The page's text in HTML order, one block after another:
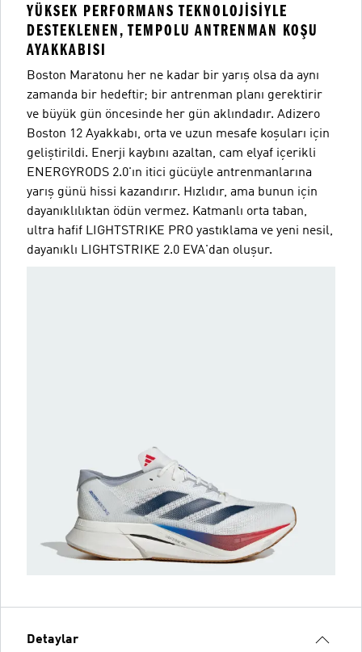
YÜKSEK PERFORMANS TEKNOLOJİSİYLE
DESTEKLENEN, TEMPOLU ANTRENMAN KOŞU
AYAKKABISI
Boston Maratonu her ne kadar bir yarış olsa da aynı
zamanda bir hedeftir; bir antrenman planı gerektirir
ve büyük gün öncesinde her gün aklındadır. Adizero
Boston 12 Ayakkabı, orta ve uzun mesafe koşuları için
geliştirildi. Enerji kaybını azaltan, cam elyaf içerikli
ENERGYRODS 2.0'ın itici gücüyle antrenmanlarına
yarış günü hissi kazandırır. Hızlıdır, ama bunun için
dayanıklılıktan ödün vermez. Katmanlı orta taban,
ultra hafif LIGHTSTRIKE PRO yastıklama ve yeni nesil,
dayanıklı LIGHTSTRIKE 2.0 EVA'dan oluşur.
Detaylar